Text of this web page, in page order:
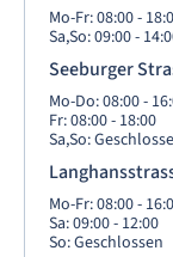
Mo-Fr: 08:00 -
Sa,So: 09:00 -
Seeburger
Mo-Do: 08:00 -
Fr: 08:00 - 18:00
Sa,So:
Mo-Fr: 08:00 -
Sa: 09:00 - 12:00
So: Geschlossen